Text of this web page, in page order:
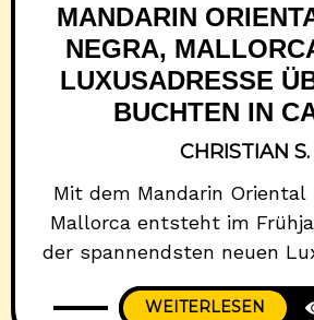
MANDARIN
NEGRA,
LUXUSADRESSE
BUCHTEN IN
CHRISTIAN S.
Mit dem Mandarin Oriental
Mallorca entsteht im
der spannendsten neuen
Insel. Hoch über zwei
Buchten an derWEITERLESEN